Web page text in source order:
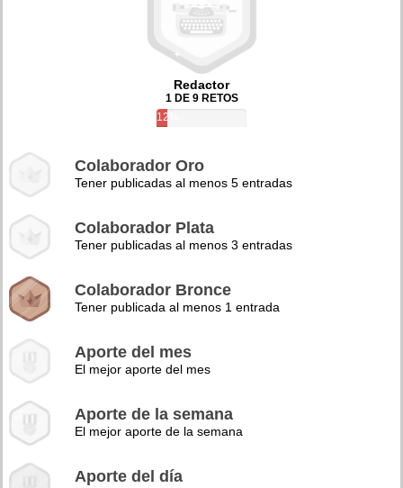
Redactor
1 DE 9 RETOS
12%
Colaborador Oro
Tener publicadas al menos 5 entradas
Colaborador Plata
Tener publicadas al menos 3 entradas
Colaborador Bronce
Tener publicada al menos 1 entrada
Aporte del mes
El mejor aporte del mes
Aporte de la semana
El mejor aporte de la semana
Aporte del día